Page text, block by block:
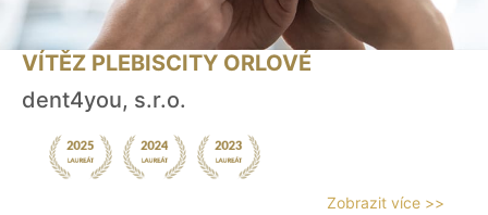
VÍTĚZ PLEBISCITY ORLOVÉ
dent4you, s.r.o.
Zobrazit více >>